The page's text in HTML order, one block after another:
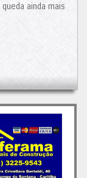
ainda mais
no mesmo
de
também
no horizonte. O
cauteloso,
de
O